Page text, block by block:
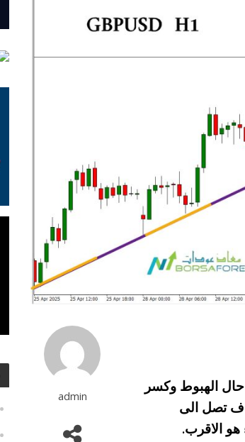
admin
حال الهبوط وكسر
بأهداف تصل الى